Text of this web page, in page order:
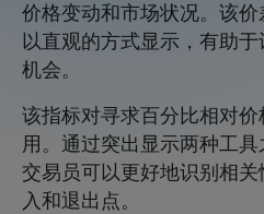
价格变动和市场状况。该价
以直观的方式显示，有助
机会。
该指标对寻求百分比相对
用。通过突出显示两种工具
交易员可以更好地识别相
入和退出点。